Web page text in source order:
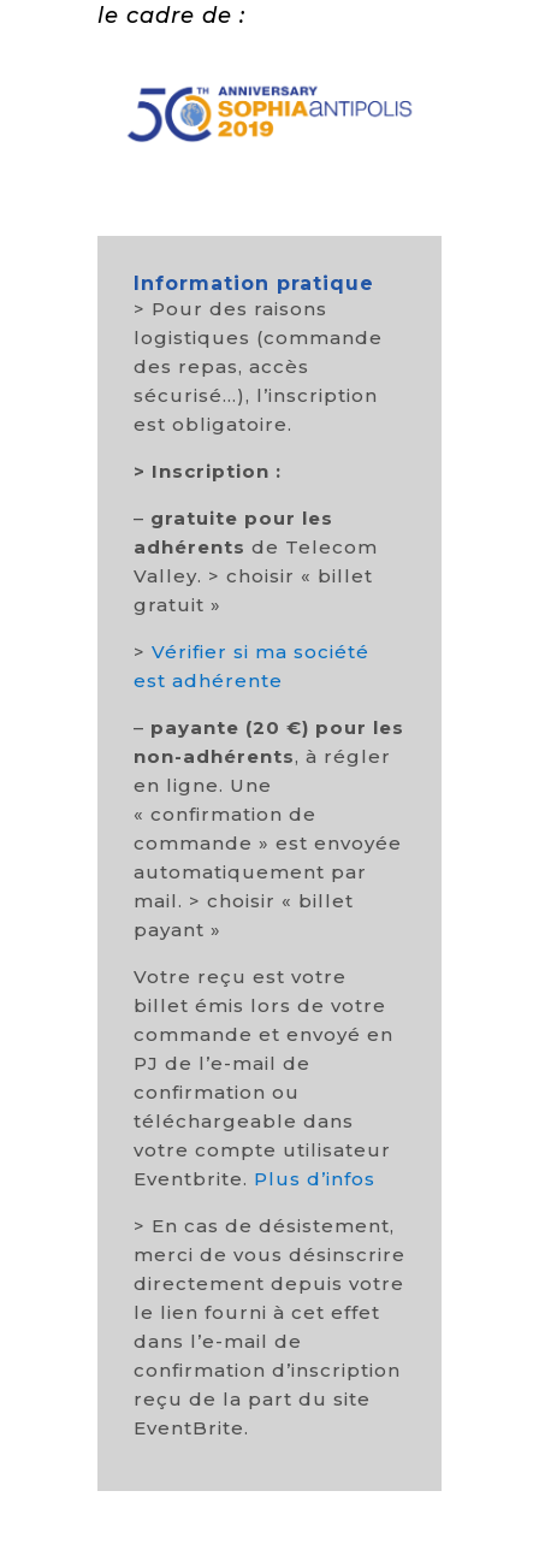
le cadre de :
Information pratique
> Pour des raisons
logistiques (commande
des repas, accès
sécurisé…), l’inscription
est obligatoire.
> Inscription :
– gratuite pour les
adhérents de Telecom
Valley. > choisir « billet
gratuit »
> Vérifier si ma société
est adhérente
– payante (20 €) pour les
non-adhérents, à régler
en ligne. Une
« confirmation de
commande » est envoyée
automatiquement par
mail. > choisir « billet
payant »
Votre reçu est votre
billet émis lors de votre
commande et envoyé en
PJ de l’e-mail de
confirmation ou
téléchargeable dans
votre compte utilisateur
Eventbrite. Plus d’infos
> En cas de désistement,
merci de vous désinscrire
directement depuis votre
le lien fourni à cet effet
dans l’e-mail de
confirmation d’inscription
reçu de la part du site
EventBrite.